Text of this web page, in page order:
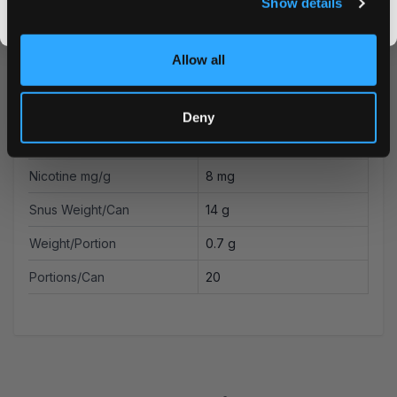
Allow all
Deny
British American Tobacco
Nicotine mg/pouch 5.6 mg
Nicotine mg/g 8 mg
Snus Weight/Can 14 g
Weight/Portion 0.7 g
Portions/Can 20